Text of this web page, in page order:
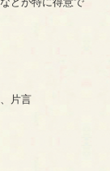
片言